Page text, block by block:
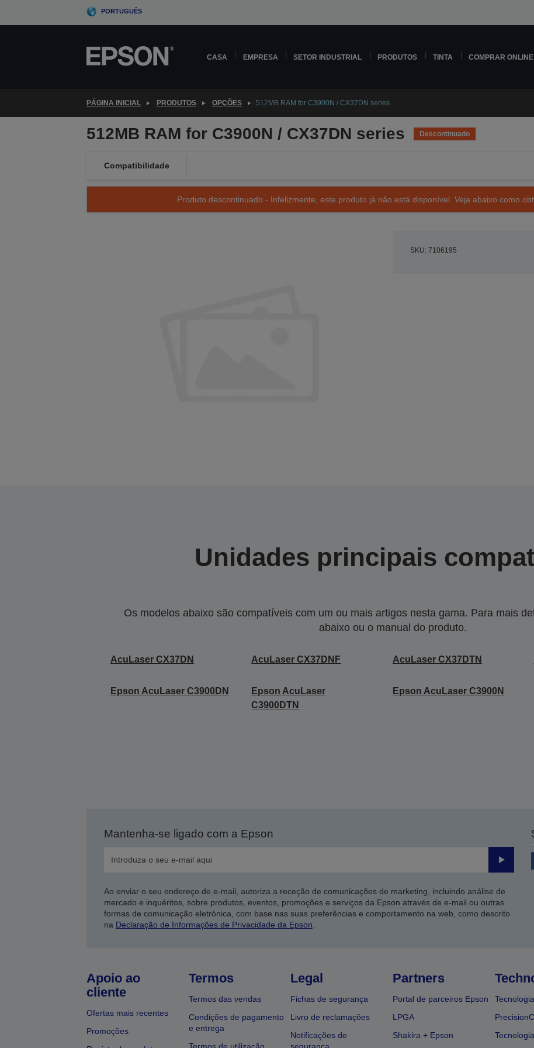
PORTUGUÊS
CASA EMPRESA SETOR INDUSTRIAL PRODUTOS TINTA COMPRAR ONLINE
PÁGINA INICIAL PRODUTOS OPÇÕES 512MB RAM for C3900N / CX37DN series
512MB RAM for C3900N / CX37DN series Descontinuado
Compatibilidade
Produto descontinuado - Infelizmente, este produto já não está disponível. Veja abaixo como
SKU: 7106195
Unidades principais
Os modelos abaixo são compatíveis com um ou mais artigos nesta gama. Para mais
abaixo ou o manual do produto.
AcuLaser CX37DN AcuLaser CX37DNF AcuLaser CX37DTN
Epson AcuLaser C3900DN
Epson AcuLaser
C3900DTN
Epson AcuLaser C3900N
Mantenha-se ligado com a Epson
Enviar
Ao enviar o seu endereço de e-mail, autoriza a receção de comunicações de marketing, incluindo análise de
mercado e inquéritos, sobre produtos, eventos, promoções e serviços da Epson através de e-mail ou outras
formas de comunicação eletrónica, com base nas suas preferências e comportamento na web, como descrito
na Declaração de Informações de Privacidade da Epson
Apoio ao
cliente
Ofertas mais recentes
Promoções
Termos
Termos das vendas
Condições de pagamento
e entrega
Legal
Fichas de segurança
Livro de reclamações
Notificações de
Partners
Portal de parceiros Epson
LPGA
Shakira + Epson